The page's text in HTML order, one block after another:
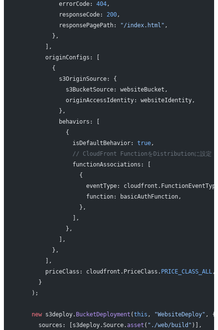
            errorCode:
404,
            responseCode:
200,
            responsePagePath:
"/index.html" ,
          },
        ],
        originConfigs: [
          {
            s3OriginSource: {
              s3BucketSource: websiteBucket,
              originAccessIdentity: websiteIdentity,
            },
            behaviors: [
              {
                isDefaultBehavior:
true,
                // CloudFront FunctionをDistributionに設定
                functionAssociations: [
                  {
eventType:
                    function: basicAuthFunction,
                  },
                ],
              },
            ],
          },
        ],
        priceClass: cloudfront.PriceClass.
PRICE_CLASS_ALL,
      }
    );
    new
s3deploy. BucketDeployment (this , "WebsiteDeploy" , {
      sources: [s3deploy.Source.
asset ( "./web/build" )],